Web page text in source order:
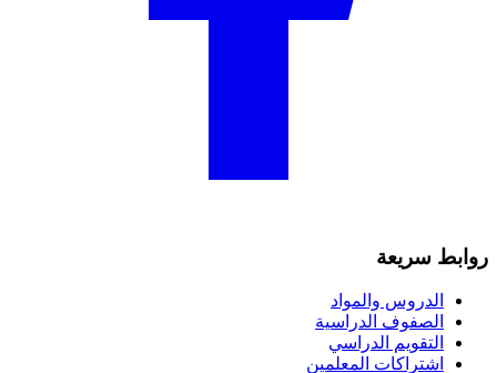
روابط سريعة
الدروس والمواد
الصفوف الدراسية
التقويم الدراسي
اشتراكات المعلمين